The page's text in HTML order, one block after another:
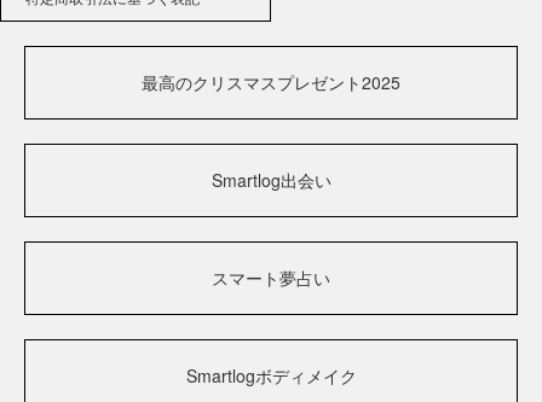
最高のクリスマスプレゼント2025
Smartlog出会い
スマート夢占い
Smartlogボディメイク